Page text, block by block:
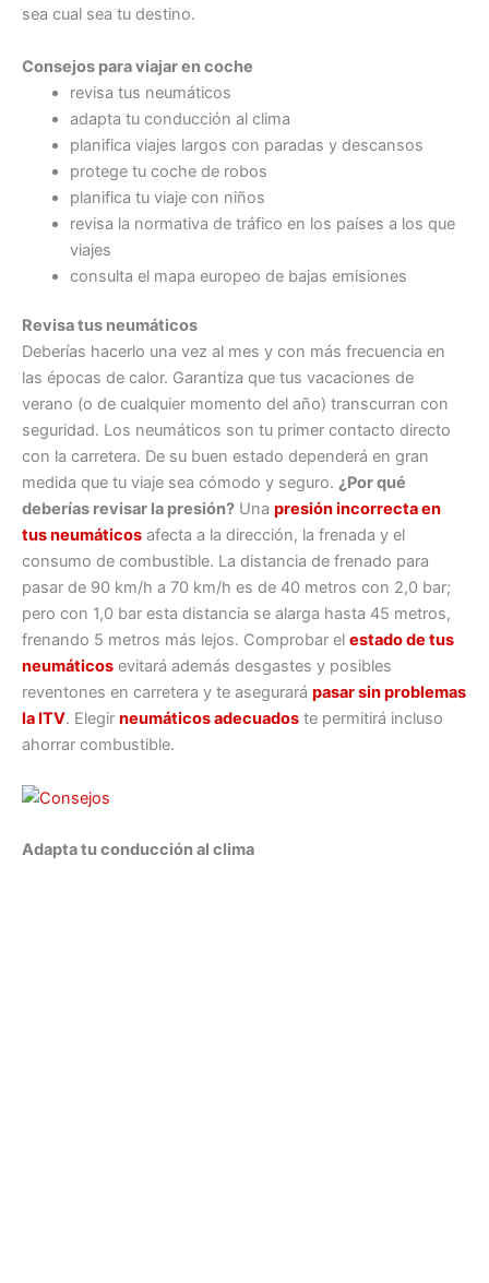
sea cual sea tu destino.
Consejos para viajar en coche
revisa tus neumáticos
adapta tu conducción al clima
planifica viajes largos con paradas y descansos
protege tu coche de robos
planifica tu viaje con niños
revisa la normativa de tráfico en los países a los que
viajes
consulta el mapa europeo de bajas emisiones
Revisa tus neumáticos
Deberías hacerlo una vez al mes y con más frecuencia en
las épocas de calor. Garantiza que tus vacaciones de
verano (o de cualquier momento del año) transcurran con
seguridad. Los neumáticos son tu primer contacto directo
con la carretera. De su buen estado dependerá en gran
medida que tu viaje sea cómodo y seguro. ¿Por qué
deberías revisar la presión? Una presión incorrecta en
tus neumáticos afecta a la dirección, la frenada y el
consumo de combustible. La distancia de frenado para
pasar de 90 km/h a 70 km/h es de 40 metros con 2,0 bar;
pero con 1,0 bar esta distancia se alarga hasta 45 metros,
frenando 5 metros más lejos. Comprobar el estado de tus
neumáticos evitará además desgastes y posibles
reventones en carretera y te asegurará pasar sin problemas
la ITV. Elegir neumáticos adecuados te permitirá incluso
ahorrar combustible.
Adapta tu conducción al clima